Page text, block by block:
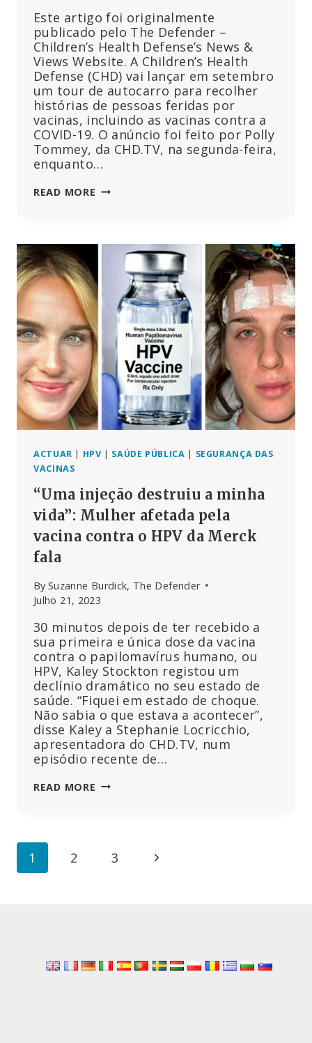
Este artigo foi originalmente
publicado pelo The Defender –
Children’s Health Defense’s News &
Views Website. A Children’s Health
Defense (CHD) vai lançar em setembro
um tour de autocarro para recolher
histórias de pessoas feridas por
vacinas, incluindo as vacinas contra a
COVID-19. O anúncio foi feito por Polly
Tommey, da CHD.TV, na segunda-feira,
enquanto…
READ MORE CHD
AUTOCARRO
“VAX-
UNVAX”:
“AS
PESSOAS
ACIMA
DOS
LUCROS,
A
VERDADE
ACIMA
DAS
A
DO
MEDO”
ACTUAR | HPV | SAÚDE PÚBLICA | SEGURANÇA DAS
VACINAS
“Uma injeção destruiu a minha
vida”: Mulher afetada pela
vacina contra o HPV da Merck
fala
By Suzanne Burdick, The Defender
Julho 21, 2023
30 minutos depois de ter recebido a
sua primeira e única dose da vacina
contra o papilomavírus humano, ou
HPV, Kaley Stockton registou um
declínio dramático no seu estado de
saúde. “Fiquei em estado de choque.
Não sabia o que estava a acontecer”,
disse Kaley a Stephanie Locricchio,
apresentadora do CHD.TV, num
episódio recente de…
READ MORE “UMA
VIDA”:
HPV
Page
1 2 3
Next